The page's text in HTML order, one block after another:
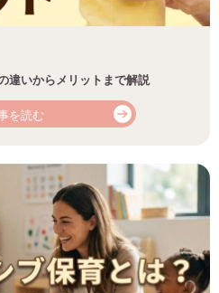
違いからメリットまで解説
を読む